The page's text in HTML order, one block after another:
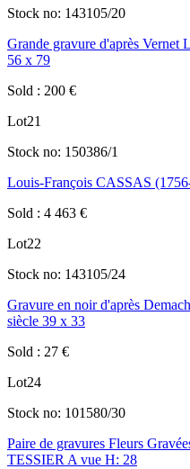
Stock no: 143105/20
Grande gravure d'après Vernet
56 x 79
Sold : 200 €
Lot21
Stock no: 150386/1
Louis-François CASSAS
Sold : 4 463 €
Lot22
Stock no: 143105/24
Gravure en noir d'après
siècle 39 x 33
Sold : 27 €
Lot24
Stock no: 101580/30
Paire de gravures Fleurs
TESSIER A vue H: 28